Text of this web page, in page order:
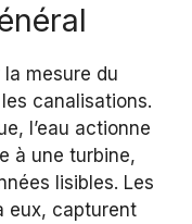
mesure du
canalisations.
l’eau actionne
à une turbine,
lisibles. Les
eux, capturent